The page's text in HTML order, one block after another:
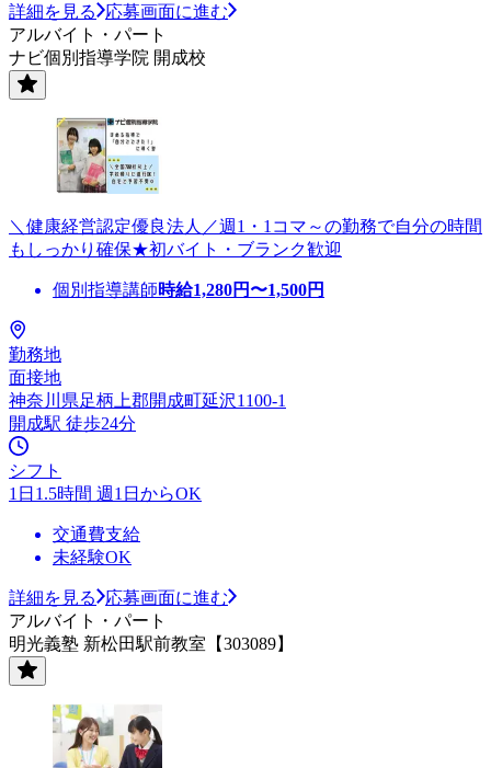
詳細を見る
応募画面に進む
アルバイト・パート
ナビ個別指導学院 開成校
＼健康経営認定優良法人／週1・1コマ～の勤務で自分の時間
もしっかり確保★初バイト・ブランク歓迎
個別指導講師時給1,280円〜1,500円
勤務地
面接地
神奈川県足柄上郡開成町延沢1100-1
開成駅 徒歩24分
シフト
1日1.5時間 週1日からOK
交通費支給
未経験OK
詳細を見る
応募画面に進む
アルバイト・パート
明光義塾 新松田駅前教室【303089】